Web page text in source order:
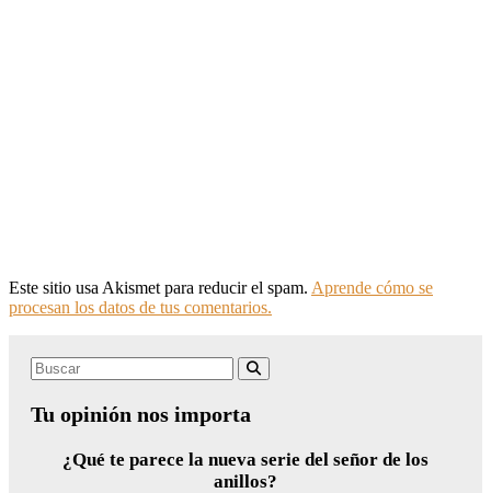
Este sitio usa Akismet para reducir el spam. Aprende cómo se
procesan los datos de tus comentarios.
Search
Tu opinión nos importa
¿Qué te parece la nueva serie del señor de los
anillos?